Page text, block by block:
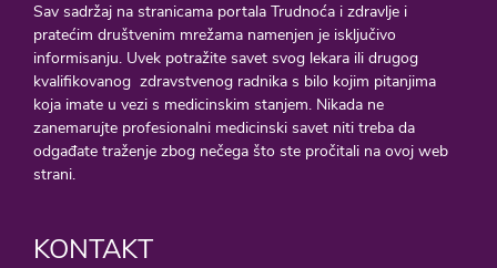
Sav sadržaj na stranicama portala Trudnoća i zdravlje i
pratećim društvenim mrežama namenjen je isključivo
informisanju. Uvek potražite savet svog lekara ili drugog
kvalifikovanog zdravstvenog radnika s bilo kojim pitanjima
koja imate u vezi s medicinskim stanjem. Nikada ne
zanemarujte profesionalni medicinski savet niti treba da
odgađate traženje zbog nečega što ste pročitali na ovoj web
strani.
KONTAKT